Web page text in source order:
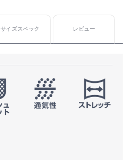
サイズスペック レビュー